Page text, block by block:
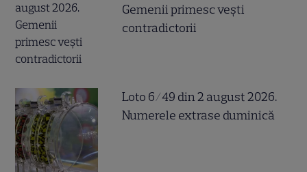
Gemenii primesc vești
contradictorii
Loto 6/49 din 2 august 2026.
Numerele extrase duminică